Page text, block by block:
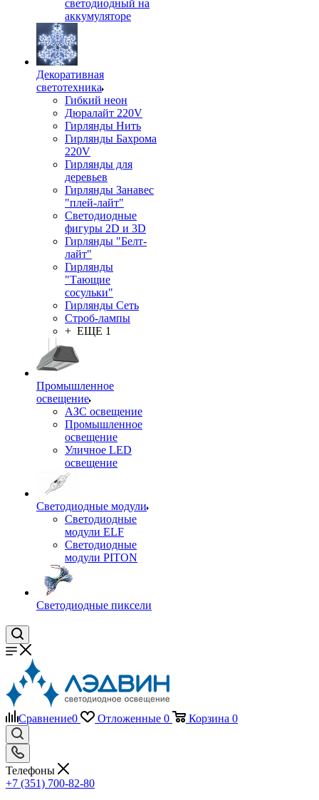
светодиодный на
аккумуляторе
Декоративная
светотехника
Гибкий неон
Дюралайт 220V
Гирлянды Нить
Гирлянды Бахрома
220V
Гирлянды для
деревьев
Гирлянды Занавес
"плей-лайт"
Светодиодные
фигуры 2D и 3D
Гирлянды "Белт-
лайт"
Гирлянды
"Тающие
сосульки"
Гирлянды Сеть
Строб-лампы
+ ЕЩЕ 1
Промышленное
освещение
АЗС освещение
Промышленное
освещение
Уличное LED
освещение
Светодиодные модули
Светодиодные
модули ELF
Светодиодные
модули PITON
Светодиодные пиксели
Сравнение0 Отложенные 0 Корзина 0
Телефоны
+7 (351) 700-82-80